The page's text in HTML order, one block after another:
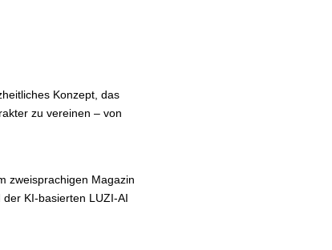
Konzept, das
zu vereinen – von
zweisprachigen Magazin
KI-basierten LUZI-AI